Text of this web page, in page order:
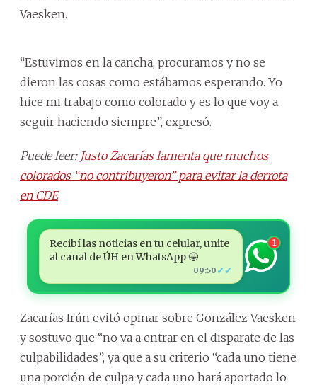
Vaesken.
“Estuvimos en la cancha, procuramos y no se
dieron las cosas como estábamos esperando. Yo
hice mi trabajo como colorado y es lo que voy a
seguir haciendo siempre”, expresó.
Puede leer:Justo Zacarías lamenta que muchos
colorados “no contribuyeron” para evitar la derrota
en CDE
Recibí las noticias en tu celular, unite
al canal de ÚH en WhatsApp 🤩
09:50 ✓✓
1
Zacarías Irún evitó opinar sobre González Vaesken
y sostuvo que “no va a entrar en el disparate de las
culpabilidades”, ya que a su criterio “cada uno tiene
una porción de culpa y cada uno hará aportado lo